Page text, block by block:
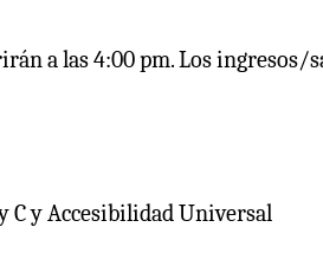
a las 4:00 pm. Los ingresos/
C y Accesibilidad Universal